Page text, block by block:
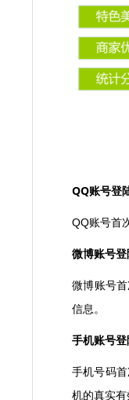
QQ账号登
QQ账号首
微博账号
微博账号
信息。
手机账号
手机号码
机的真实